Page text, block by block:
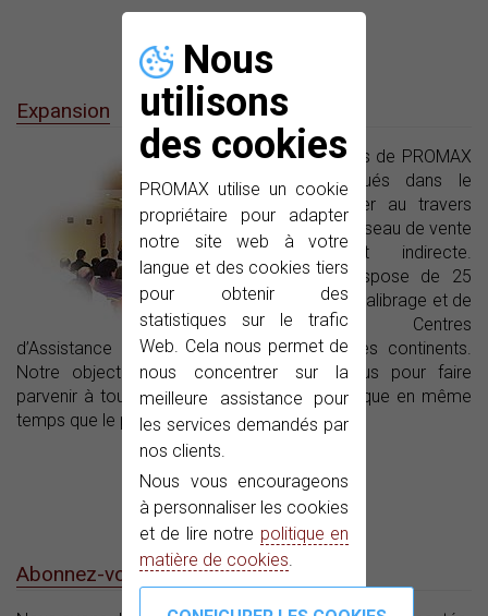
Nous
utilisons
des cookies
PROMAX utilise un cookie
propriétaire pour adapter
notre site web à votre
langue et des cookies tiers
pour obtenir des
statistiques sur le trafic
Web. Cela nous permet de
nous concentrer sur la
meilleure assistance pour
les services demandés par
nos clients.
Nous vous encourageons
à personnaliser les cookies
et de lire notre politique en
matière de cookies
Expansion
Les appareils de PROMAX
sont distribués dans le
monde entier au travers
d’un vaste réseau de vente
directe et indirecte.
PROMAX dispose de 25
Centres de Calibrage et de
nombreux Centres
d’Assistance technique officiels sur tous les continents.
Notre objectif est de suivre ce processus pour faire
parvenir à tous nos clients le support technique en même
temps que le produit.
Abonnez-vous à notre e-News